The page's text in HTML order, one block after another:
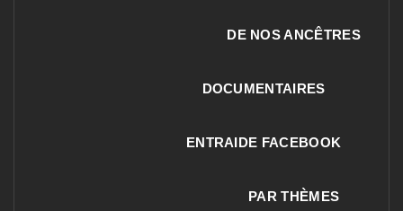
DE NOS ANCÊTRES
DOCUMENTAIRES
ENTRAIDE FACEBOOK
PAR THÈMES